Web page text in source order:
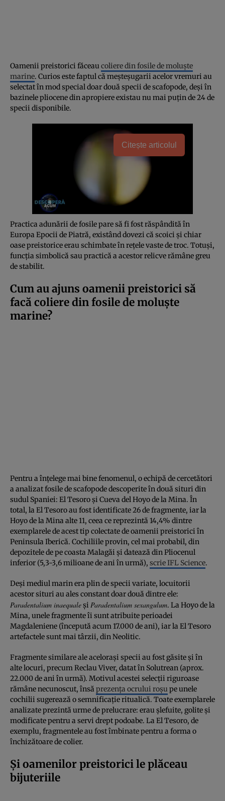
Oamenii preistorici făceau coliere din fosile de moluște
marine. Curios este faptul că meșteșugarii acelor vremuri au
selectat în mod special doar două specii de scafopode, deși în
bazinele pliocene din apropiere existau nu mai puțin de 24 de
specii disponibile.
Citește articolul
Practica adunării de fosile pare să fi fost răspândită în
Europa Epocii de Piatră, existând dovezi că scoici și chiar
oase preistorice erau schimbate în rețele vaste de troc. Totuși,
funcția simbolică sau practică a acestor relicve rămâne greu
de stabilit.
Cum au ajuns oamenii preistorici să
facă coliere din fosile de moluște
marine?
Pentru a înțelege mai bine fenomenul, o echipă de cercetători
a analizat fosile de scafopode descoperite în două situri din
sudul Spaniei: El Tesoro și Cueva del Hoyo de la Mina. În
total, la El Tesoro au fost identificate 26 de fragmente, iar la
Hoyo de la Mina alte 11, ceea ce reprezintă 14,4% dintre
exemplarele de acest tip colectate de oamenii preistorici în
Peninsula Iberică. Cochiliile provin, cel mai probabil, din
depozitele de pe coasta Malagăi și datează din Pliocenul
inferior (5,3-3,6 milioane de ani în urmă), scrie IFL Science.
Deși mediul marin era plin de specii variate, locuitorii
acestor situri au ales constant doar două dintre ele:
Paradentalium inaequaleși Paradentalium sexangulum. La Hoyo de la
Mina, unele fragmente îi sunt atribuite perioadei
Magdaleniene (începută acum 17.000 de ani), iar la El Tesoro
artefactele sunt mai târzii, din Neolitic.
Fragmente similare ale acelorași specii au fost găsite și în
alte locuri, precum Reclau Viver, datat în Solutrean (aprox.
22.000 de ani în urmă). Motivul acestei selecții riguroase
rămâne necunoscut, însă prezența ocrului roșu pe unele
cochilii sugerează o semnificație ritualică. Toate exemplarele
analizate prezintă urme de prelucrare: erau șlefuite, golite și
modificate pentru a servi drept podoabe. La El Tesoro, de
exemplu, fragmentele au fost îmbinate pentru a forma o
închizătoare de colier.
Și oamenilor preistorici le plăceau
bijuteriile